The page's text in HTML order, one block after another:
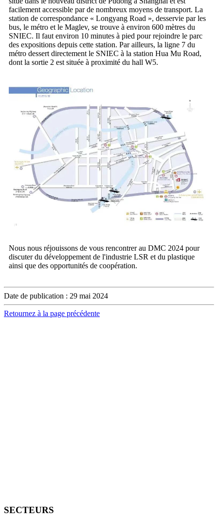
facilement accessible par de nombreux moyens de transport. La
station de correspondance « Longyang Road », desservie par les
bus, le métro et le Maglev, se trouve à environ 600 mètres du
SNIEC. Il faut environ 10 minutes à pied pour rejoindre le parc
des expositions depuis cette station. Par ailleurs, la ligne 7 du
métro dessert directement le SNIEC à la station Hua Mu Road,
dont la sortie 2 est située à proximité du hall W5.
Nous nous réjouissons de vous rencontrer au DMC 2024 pour
discuter du développement de l'industrie LSR et du plastique
ainsi que des opportunités de coopération.
Date de publication : 29 mai 2024
Retournez à la page précédente
SECTEURS